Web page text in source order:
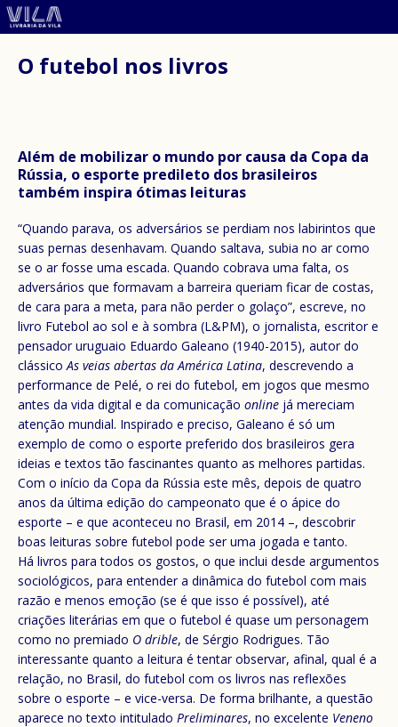
O futebol nos livros
Além de mobilizar o mundo por causa da Copa da
Rússia, o esporte predileto dos brasileiros
também inspira ótimas leituras
“Quando parava, os adversários se perdiam nos labirintos que
suas pernas desenhavam. Quando saltava, subia no ar como
se o ar fosse uma escada. Quando cobrava uma falta, os
adversários que formavam a barreira queriam ficar de costas,
de cara para a meta, para não perder o golaço”, escreve, no
livro Futebol ao sol e à sombra (L&PM), o jornalista, escritor e
pensador uruguaio Eduardo Galeano (1940-2015), autor do
clássico As veias abertas da América Latina, descrevendo a
performance de Pelé, o rei do futebol, em jogos que mesmo
antes da vida digital e da comunicação online já mereciam
atenção mundial. Inspirado e preciso, Galeano é só um
exemplo de como o esporte preferido dos brasileiros gera
ideias e textos tão fascinantes quanto as melhores partidas.
Com o início da Copa da Rússia este mês, depois de quatro
anos da última edição do campeonato que é o ápice do
esporte – e que aconteceu no Brasil, em 2014 –, descobrir
boas leituras sobre futebol pode ser uma jogada e tanto.
Há livros para todos os gostos, o que inclui desde argumentos
sociológicos, para entender a dinâmica do futebol com mais
razão e menos emoção (se é que isso é possível), até
criações literárias em que o futebol é quase um personagem
como no premiado O drible, de Sérgio Rodrigues. Tão
interessante quanto a leitura é tentar observar, afinal, qual é a
relação, no Brasil, do futebol com os livros nas reflexões
sobre o esporte – e vice-versa. De forma brilhante, a questão
aparece no texto intitulado Preliminares, no excelente Veneno